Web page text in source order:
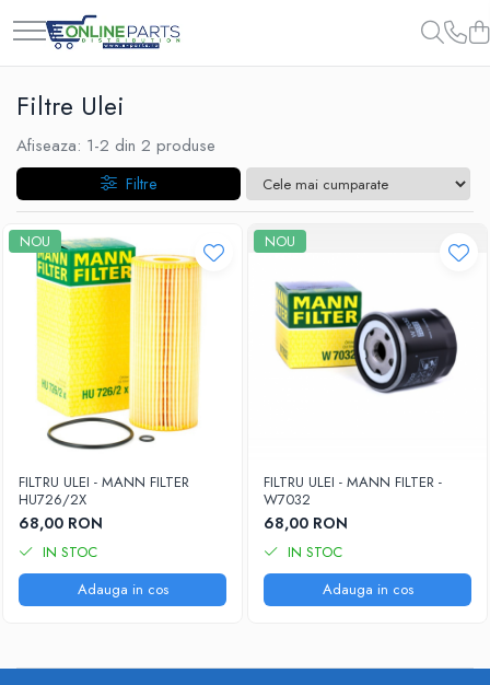
Filtre Ulei
Afiseaza: 1-2 din 2 produse
Filtre
NOU
FILTRU ULEI - MANN FILTER
HU726/2X
68,00 RON
IN STOC
Adauga in cos
NOU
FILTRU ULEI - MANN FILTER -
W7032
68,00 RON
IN STOC
Adauga in cos